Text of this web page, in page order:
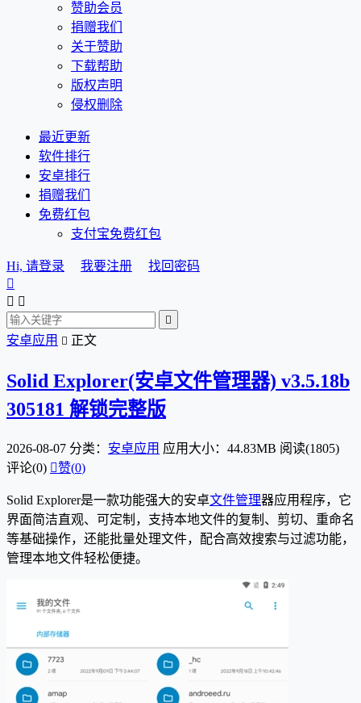
赞助会员
捐赠我们
关于赞助
下载帮助
版权声明
侵权删除
最近更新
软件排行
安卓排行
捐赠我们
免费红包
支付宝免费红包
Hi, 请登录 我要注册
找回密码

 

安卓应用  正文
Solid Explorer(安卓文件管理器) v3.5.18b
305181 解锁完整版
2026-08-07 分类： 安卓应用 应用大小：44.83MB 阅读(1805)
评论(0) 赞(0)
Solid Explorer是一款功能强大的安卓文件管理器应用程序，它
界面简洁直观、可定制，支持本地文件的复制、剪切、重命名
等基础操作，还能批量处理文件，配合高效搜索与过滤功能，
管理本地文件轻松便捷。